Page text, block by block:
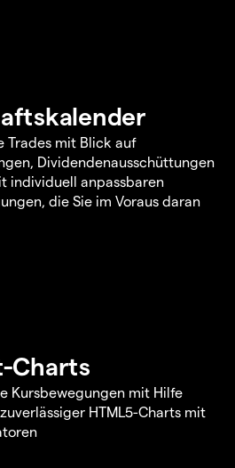
Trades mit Blick auf
Dividendenausschüttungen
individuell anpassbaren
die Sie im Voraus daran
Charts
Kursbewegungen mit Hilfe
HTML5-Charts mit